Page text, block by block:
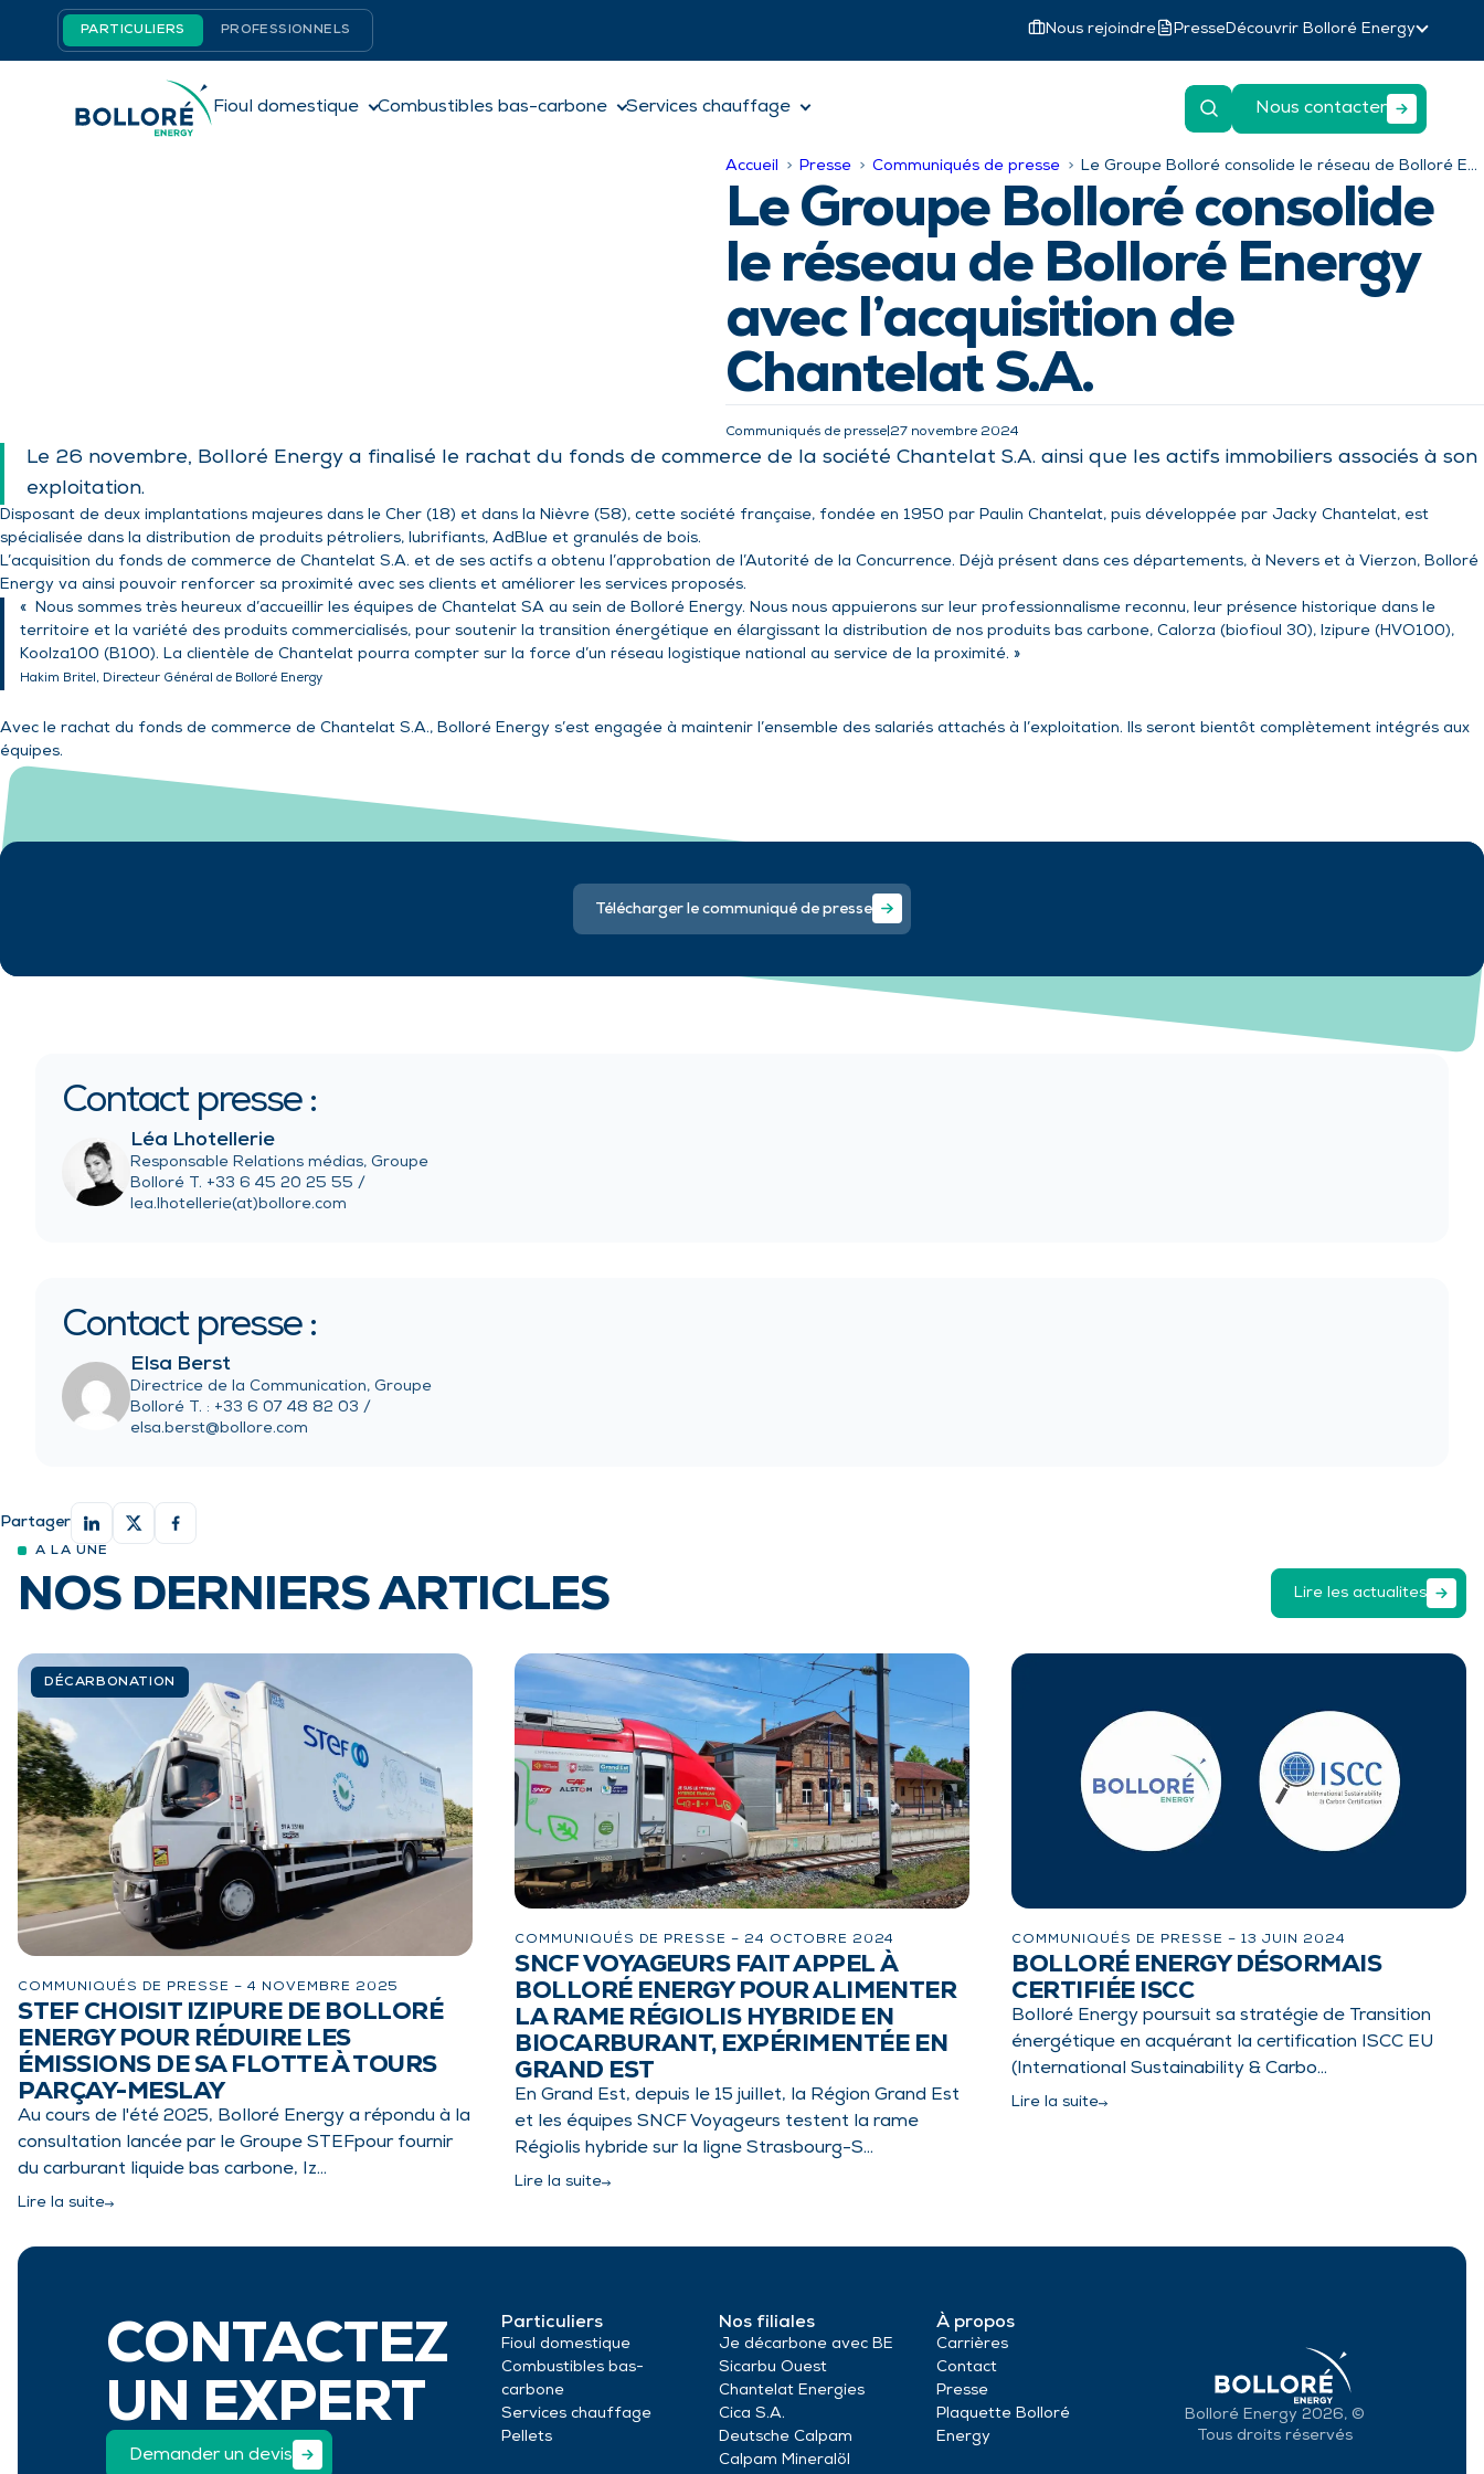
PARTICULIERS PROFESSIONNELS Nous rejoindre PresseDécouvrir Bolloré Energy
Fioul domestique Combustibles bas-carbone Services chauffage Nous contacter
Accueil Presse Communiqués de presse Le Groupe Bolloré consolide le réseau de Bolloré Energy avec l’acquisition de Chantelat S.A.
Le Groupe Bolloré consolide
le réseau de Bolloré Energy
avec l’acquisition de
Chantelat S.A.
Communiqués de presse 27 novembre 2024
Le 26 novembre, Bolloré Energy a finalisé le rachat du fonds de commerce de la société Chantelat S.A. ainsi que les actifs immobiliers associés à son
exploitation.
Disposant de deux implantations majeures dans le Cher (18) et dans la Nièvre (58), cette société française, fondée en 1950 par Paulin Chantelat, puis développée par Jacky Chantelat, est
spécialisée dans la distribution de produits pétroliers, lubrifiants, AdBlue et granulés de bois.
L’acquisition du fonds de commerce de Chantelat S.A. et de ses actifs a obtenu l’approbation de l’Autorité de la Concurrence. Déjà présent dans ces départements, à Nevers et à Vierzon, Bolloré
Energy va ainsi pouvoir renforcer sa proximité avec ses clients et améliorer les services proposés.
« Nous sommes très heureux d’accueillir les équipes de Chantelat SA au sein de Bolloré Energy. Nous nous appuierons sur leur professionnalisme reconnu, leur présence historique dans le
territoire et la variété des produits commercialisés, pour soutenir la transition énergétique en élargissant la distribution de nos produits bas carbone, Calorza (biofioul 30), Izipure (HVO100),
Koolza100 (B100). La clientèle de Chantelat pourra compter sur la force d’un réseau logistique national au service de la proximité. »
Hakim Britel, Directeur Général de Bolloré Energy
Avec le rachat du fonds de commerce de Chantelat S.A., Bolloré Energy s’est engagée à maintenir l’ensemble des salariés attachés à l’exploitation. Ils seront bientôt complètement intégrés aux
équipes.
Télécharger le communiqué de presse
Contact presse :
Léa Lhotellerie
Responsable Relations médias, Groupe
Bolloré T. +33 6 45 20 25 55 /
lea.lhotellerie(at)bollore.com
Contact presse :
Elsa Berst
Directrice de la Communication, Groupe
Bolloré T. : +33 6 07 48 82 03 /
elsa.berst@bollore.com
Partager
NOS DERNIERS ARTICLES
DÉCARBONATION
COMMUNIQUÉS DE PRESSE –4 NOVEMBRE 2025
STEF CHOISIT IZIPURE DE BOLLORÉ
ENERGY POUR RÉDUIRE LES
ÉMISSIONS DE SA FLOTTE À TOURS
PARÇAY-MESLAY
Au cours de l'été 2025, Bolloré Energy a répondu à la
consultation lancée par le Groupe STEFpour fournir
du carburant liquide bas carbone, Iz…
Lire la suite
COMMUNIQUÉS DE PRESSE – 24 OCTOBRE 2024
SNCF VOYAGEURS FAIT APPEL À
BOLLORÉ ENERGY POUR ALIMENTER
LA RAME RÉGIOLIS HYBRIDE EN
BIOCARBURANT, EXPÉRIMENTÉE EN
GRAND EST
En Grand Est, depuis le 15 juillet, la Région Grand Est
et les équipes SNCF Voyageurs testent la rame
Régiolis hybride sur la ligne Strasbourg-S…
Lire la suite
COMMUNIQUÉS DE PRESSE –13 JUIN 2024
BOLLORÉ ENERGY DÉSORMAIS
CERTIFIÉE ISCC
Bolloré Energy poursuit sa stratégie de Transition
énergétique en acquérant la certification ISCC EU
(International Sustainability & Carbo…
Lire la suite
Lire les actualites
CONTACTEZ
UN EXPERT
Demander un devis
Particuliers
Fioul domestique
Combustibles bas-
carbone
Services chauffage
Pellets
Nos filiales
Je décarbone avec BE
Sicarbu Ouest
Chantelat Energies
Cica S.A.
Deutsche Calpam
Calpam Mineralöl
À propos
Carrières
Contact
Presse
Plaquette Bolloré
Energy
Bolloré Energy 2026, ©
Tous droits réservés
Panneau de gestion des cookies